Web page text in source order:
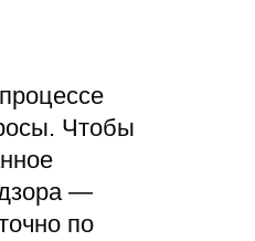
Чтобы
—
по